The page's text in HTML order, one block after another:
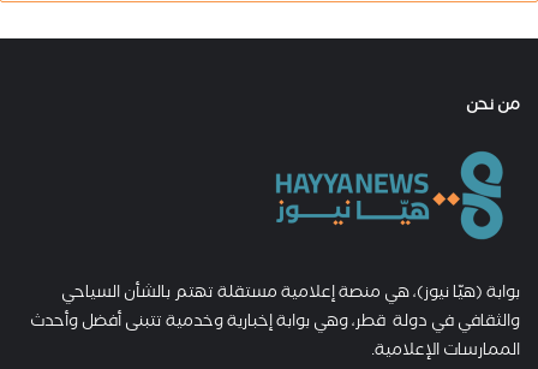
من نحن
بوابة (هيّا نيوز)، هي منصة إعلامية مستقلة تهتم بالشأن السياحي
والثقافي في دولة قطر، وهي بوابة إخبارية وخدمية تتبنى أفضل وأحدث
الممارسات الإعلامية.